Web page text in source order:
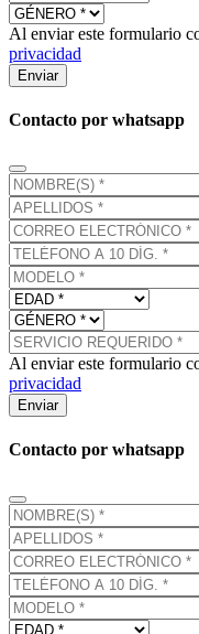
Al enviar este formulario
privacidad
Enviar
Contacto por whatsapp
Al enviar este formulario
privacidad
Enviar
Contacto por whatsapp